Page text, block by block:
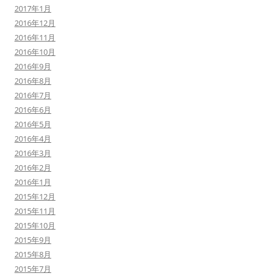
2017年1月
2016年12月
2016年11月
2016年10月
2016年9月
2016年8月
2016年7月
2016年6月
2016年5月
2016年4月
2016年3月
2016年2月
2016年1月
2015年12月
2015年11月
2015年10月
2015年9月
2015年8月
2015年7月